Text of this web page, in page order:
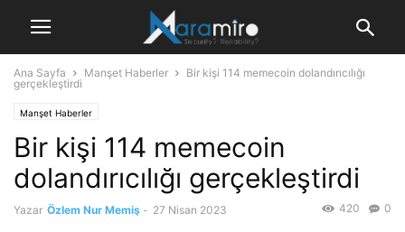
Ana Sayfa Manşet Haberler
Bir kişi 114 memecoin dolandırıcılığı
gerçekleştirdi
Manşet Haberler
Bir kişi 114 memecoin
dolandırıcılığı gerçekleştirdi
Yazar Özlem Nur Memiş - 27 Nisan 2023 0
420